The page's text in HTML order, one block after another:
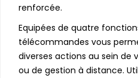
renforcée.
Equipées de quatre
télécommandes vous
diverses actions au sein de
ou de gestion à distance.